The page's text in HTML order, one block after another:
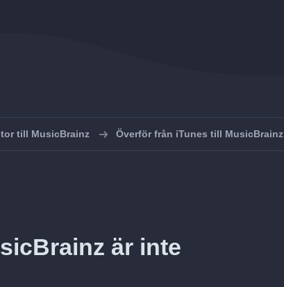
till MusicBrainz Överför från iTunes till MusicBrainz
är inte